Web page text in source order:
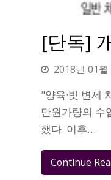
[단독]
2018년 01월
"양육·빚 변제
만원가량의 수
했다. 이후…
Continue